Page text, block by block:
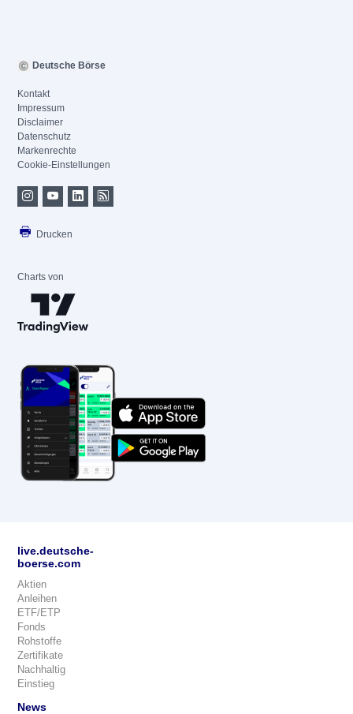
Deutsche Börse
Kontakt
Impressum
Disclaimer
Datenschutz
Markenrechte
Cookie-Einstellungen
Drucken
Charts von
live.deutsche-
boerse.com
Aktien
Anleihen
ETF/ETP
Fonds
Rohstoffe
Zertifikate
Nachhaltig
Einstieg
News